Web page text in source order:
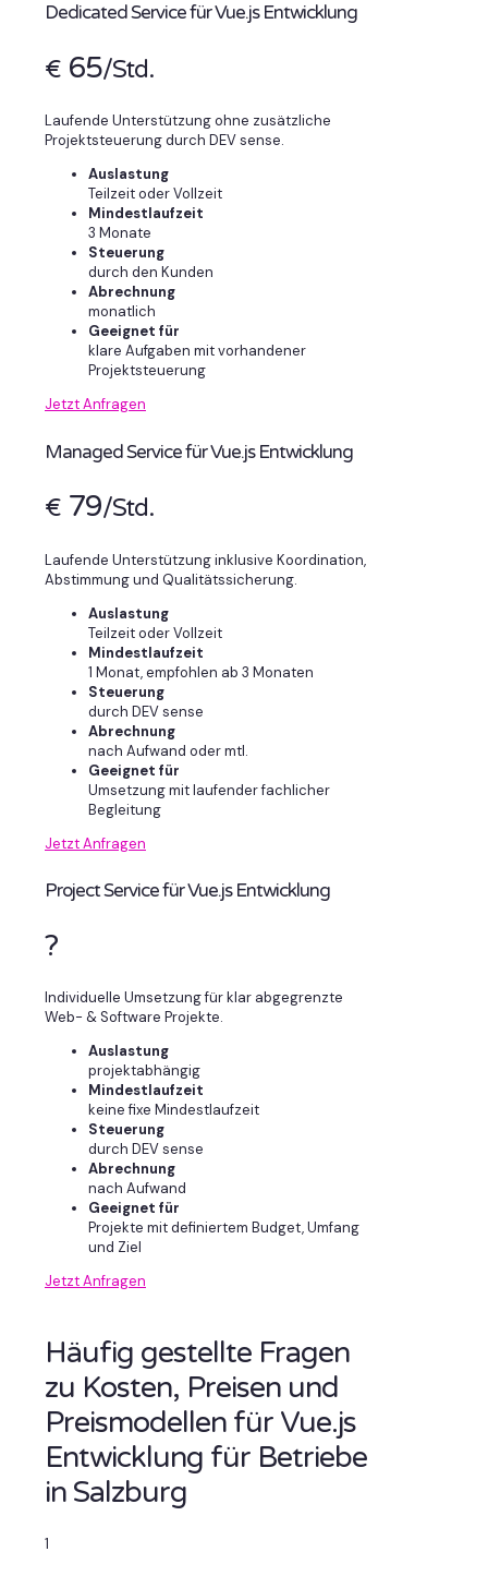
Dedicated Service für Vue.js Entwicklung
€ 65/Std.
Laufende Unterstützung ohne zusätzliche
Projektsteuerung durch DEV sense.
Auslastung
Teilzeit oder Vollzeit
Mindestlaufzeit
3 Monate
Steuerung
durch den Kunden
Abrechnung
monatlich
Geeignet für
klare Aufgaben mit vorhandener
Projektsteuerung
Jetzt Anfragen
Managed Service für Vue.js Entwicklung
€ 79/Std.
Laufende Unterstützung inklusive Koordination,
Abstimmung und Qualitätssicherung.
Auslastung
Teilzeit oder Vollzeit
Mindestlaufzeit
1 Monat, empfohlen ab 3 Monaten
Steuerung
durch DEV sense
Abrechnung
nach Aufwand oder mtl.
Geeignet für
Umsetzung mit laufender fachlicher
Begleitung
Jetzt Anfragen
Project Service für Vue.js Entwicklung
?
Individuelle Umsetzung für klar abgegrenzte
Web- & Software Projekte.
Auslastung
projektabhängig
Mindestlaufzeit
keine fixe Mindestlaufzeit
Steuerung
durch DEV sense
Abrechnung
nach Aufwand
Geeignet für
Projekte mit definiertem Budget, Umfang
und Ziel
Jetzt Anfragen
Häufig gestellte Fragen
zu Kosten, Preisen und
Preismodellen für Vue.js
Entwicklung für Betriebe
in Salzburg
1